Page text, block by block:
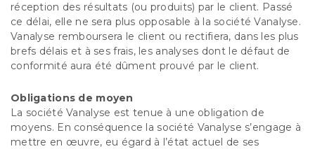
réception des résultats (ou produits) par le client. Passé
ce délai, elle ne sera plus opposable à la société Vanalyse.
Vanalyse remboursera le client ou rectifiera, dans les plus
brefs délais et à ses frais, les analyses dont le défaut de
conformité aura été dûment prouvé par le client.
Obligations de moyen
La société Vanalyse est tenue à une obligation de
moyens. En conséquence la société Vanalyse s’engage à
mettre en œuvre, eu égard à l’état actuel de ses